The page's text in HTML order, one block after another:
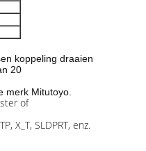
koppeling draaien
20
merk Mitutoyo.
of
X_T, SLDPRT, enz.